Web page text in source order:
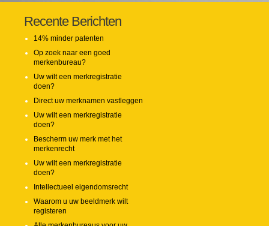
Recente Berichten
14% minder patenten
Op zoek naar een goed
merkenbureau?
Uw wilt een merkregistratie
doen?
Direct uw merknamen vastleggen
Uw wilt een merkregistratie
doen?
Bescherm uw merk met het
merkenrecht
Uw wilt een merkregistratie
doen?
Intellectueel eigendomsrecht
Waarom u uw beeldmerk wilt
registeren